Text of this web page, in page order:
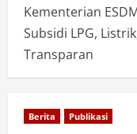
Kementerian
Subsidi LPG,
Transparan
Berita Publikasi